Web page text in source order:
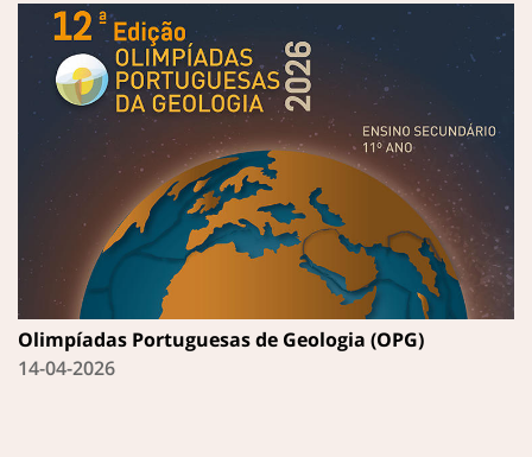
Olimpíadas Portuguesas de Geologia (OPG)
14-04-2026